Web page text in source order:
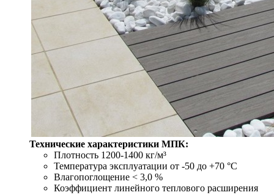
Технические характеристики МПК:
Плотность 1200-1400 кг/м³
Температура эксплуатации от -50 до +70 °С
Влагопоглощение < 3,0 %
Коэффициент линейного теплового расширения